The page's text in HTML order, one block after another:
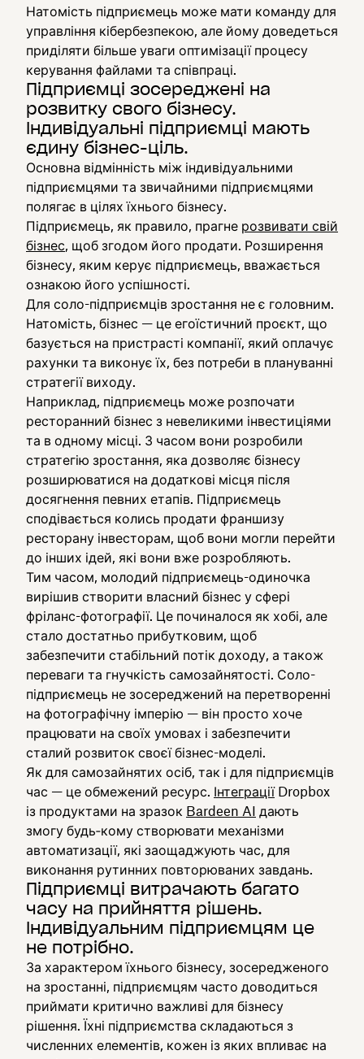
Натомість підприємець може мати команду для
управління кібербезпекою, але йому доведеться
приділяти більше уваги оптимізації процесу
керування файлами та співпраці.
Підприємці зосереджені на
розвитку свого бізнесу.
Індивідуальні підприємці мають
єдину бізнес-ціль.
Основна відмінність між індивідуальними
підприємцями та звичайними підприємцями
полягає в цілях їхнього бізнесу.
Підприємець, як правило, прагне розвивати свій
бізнес, щоб згодом його продати. Розширення
бізнесу, яким керує підприємець, вважається
ознакою його успішності.
Для соло-підприємців зростання не є головним.
Натомість, бізнес — це егоїстичний проєкт, що
базується на пристрасті компанії, який оплачує
рахунки та виконує їх, без потреби в плануванні
стратегії виходу.
Наприклад, підприємець може розпочати
ресторанний бізнес з невеликими інвестиціями
та в одному місці. З часом вони розробили
стратегію зростання, яка дозволяє бізнесу
розширюватися на додаткові місця після
досягнення певних етапів. Підприємець
сподівається колись продати франшизу
ресторану інвесторам, щоб вони могли перейти
до інших ідей, які вони вже розробляють.
Тим часом, молодий підприємець-одиночка
вирішив створити власний бізнес у сфері
фріланс-фотографії. Це починалося як хобі, але
стало достатньо прибутковим, щоб
забезпечити стабільний потік доходу, а також
переваги та гнучкість самозайнятості. Соло-
підприємець не зосереджений на перетворенні
на фотографічну імперію — він просто хоче
працювати на своїх умовах і забезпечити
сталий розвиток своєї бізнес-моделі.
Як для самозайнятих осіб, так і для підприємців
час — це обмежений ресурс. ІнтеграціїDropbox
із продуктами на зразок Bardeen AI дають
змогу будь‑кому створювати механізми
автоматизації, які заощаджують час, для
виконання рутинних повторюваних завдань.
Підприємці витрачають багато
часу на прийняття рішень.
Індивідуальним підприємцям це
не потрібно.
За характером їхнього бізнесу, зосередженого
на зростанні, підприємцям часто доводиться
приймати критично важливі для бізнесу
рішення. Їхні підприємства складаються з
численних елементів, кожен із яких впливає на